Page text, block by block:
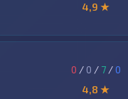
4,9 ★
0 / 0 / 7 /0
4,8 ★